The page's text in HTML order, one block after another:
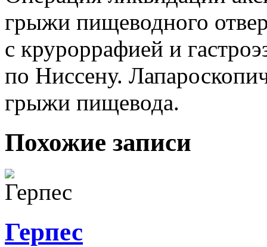
грыжи пищеводного
с круроррафией и
по Ниссену.
грыжи пищевода.
Похожие записи
Герпес